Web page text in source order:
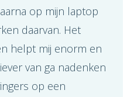
op mijn laptop
daarvan. Het
helpt mij enorm en
van ga nadenken
op een